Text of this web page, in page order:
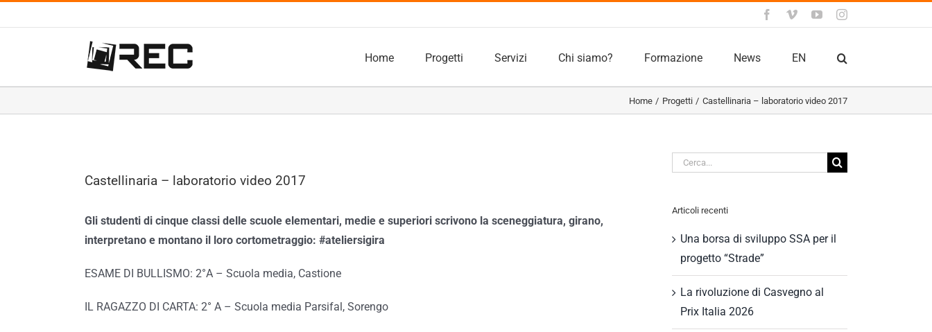
al
Facebook
VimeoYouTubeInstagram
Home Progetti Servizi Chi siamo? Formazione News EN
Home Progetti Castellinaria – laboratorio video 2017
immagine
Castellinaria – laboratorio video 2017
Gli studenti di cinque classi delle scuole elementari, medie e superiori scrivono la sceneggiatura, girano,
interpretano e montano il loro cortometraggio: #ateliersigira
ESAME DI BULLISMO: 2°A – Scuola media, Castione
IL RAGAZZO DI CARTA: 2° A – Scuola media Parsifal, Sorengo
Cerca
Articoli recenti
Una borsa di sviluppo SSA per il
progetto “Strade”
La rivoluzione di Casvegno al
Prix Italia 2026